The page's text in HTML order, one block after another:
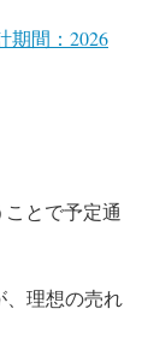
期間：2026
ことで予定通
、理想の売れ